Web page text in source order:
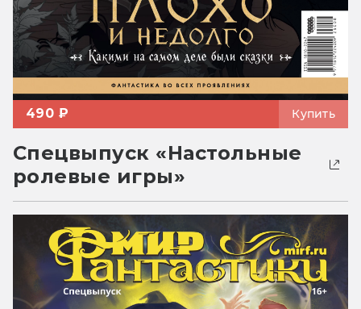
490 ₽ Купить
Спецвыпуск «Настольные
ролевые игры»